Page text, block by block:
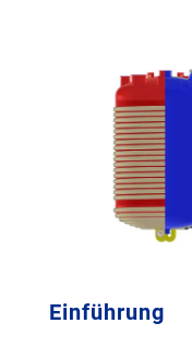
Einführung